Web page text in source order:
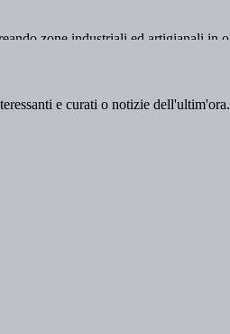
e curati o notizie dell'ultim'ora.